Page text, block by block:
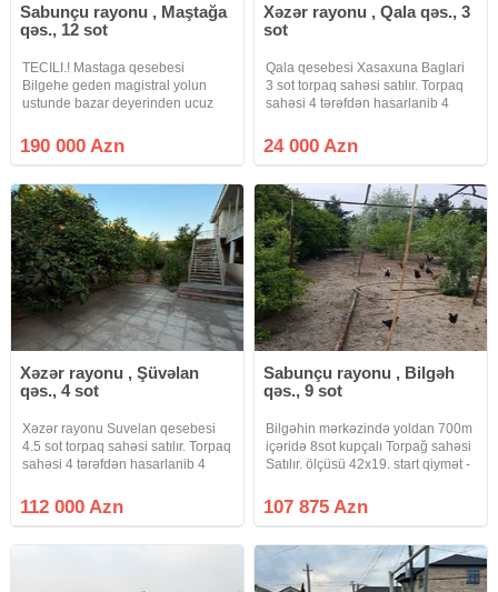
Sabunçu rayonu , Maştağa
qəs., 12 sot
TECILI.! Mastaga qesebesi
Bilgehe geden magistral yolun
ustunde bazar deyerinden ucuz
sot torpaq sahesi satilir torpaq
yolun sag qolunda yerlesir olculeri
190 000 Azn
Xəzər rayonu , Qala qəs., 3
sot
Qala qesebesi Xasaxuna Baglari
3 sot torpaq sahəsi satılır. Torpaq
sahəsi 4 tərəfdən hasarlanib 4
daimdir. Senedleri qaydasindadir
KUPÇA
24 000 Azn
Xəzər rayonu , Şüvəlan
qəs., 4 sot
Xəzər rayonu Suvelan qesebesi
4.5 sot torpaq sahəsi satılır. Torpaq
sahəsi 4 tərəfdən hasarlanib 4
villalardi.Qazi.isigi, suyu
daimidir.Ətrafli məlumat almaq
112 000 Azn
Sabunçu rayonu , Bilgəh
qəs., 9 sot
Bilgəhin mərkəzində yoldan 700m
içəridə 8sot kupçalı Torpağ sahəsi
Satılır. ölçüsü 42x19. start qiymət -
Bu qiymətə Bilgəhdə torpağ
sahəsi qalmayıb.
107 875 Azn